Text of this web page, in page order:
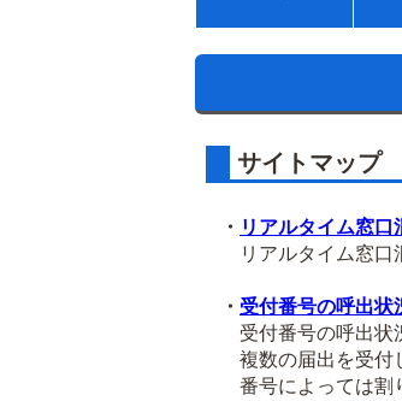
サイトマップ
・ リアルタイム窓口
リアルタイム窓口
・ 受付番号の呼出状
受付番号の呼出状
複数の届出を受付
番号によっては割